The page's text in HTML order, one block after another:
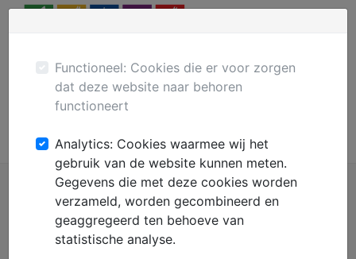
Plaats gratis advertentie
Mechanisatie